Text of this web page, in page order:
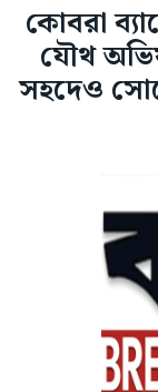
কোবরা
যৌথ
সহদেও